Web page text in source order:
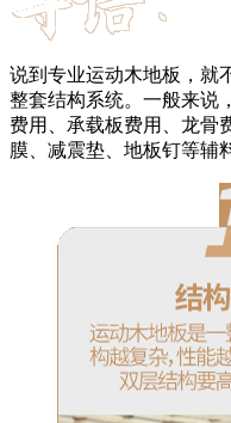
说到专业运动木地板，就
整套结构系统。一般来说
费用、承载板费用、龙骨
膜、减震垫、地板钉等辅